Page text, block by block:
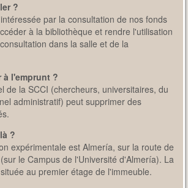
?
par la consultation de nos fonds
à la bibliothèque et rendre l'utilisation
dans la salle et de la
à l'emprunt ?
de la SCCI (chercheurs, universitaires, du
administratif) peut supprimer des
?
expérimentale est Almería, sur la route de
le Campus de l'Université d'Almería). La
au premier étage de l'immeuble.